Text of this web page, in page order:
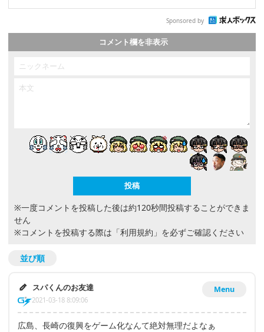
Sponsored by
コメント欄を非表示
※一度コメントを投稿した後は約120秒間投稿することができま
せん
※コメントを投稿する際は 「利用規約」 を必ずご確認ください
並び順
Menu
スパくんのお友達
2021-03-18 8:09:06
広島、長崎の復興をゲーム化なんて絶対無理だよなぁ